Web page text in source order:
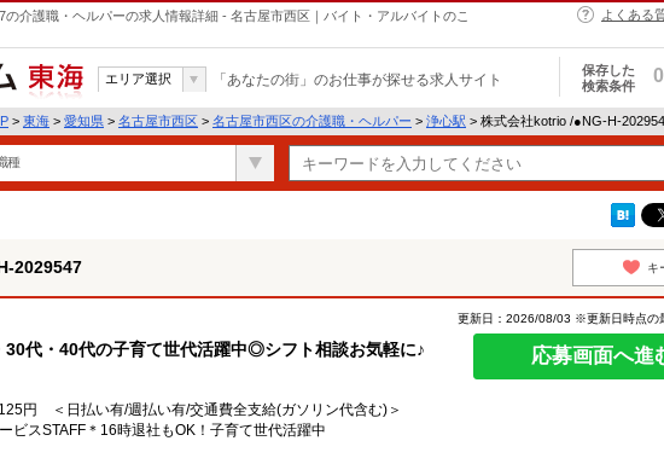
介護職・ヘルパーの求人情報詳細 - 名古屋市西区｜バイト・アルバイトのこ
よくある
東海
エリア選択 「あなたの街」のお仕事が探せる求人サイト
保存した
検索条件
0
> 東海 > 愛知県 > 名古屋市西区 > 名古屋市西区の介護職・ヘルパー > 浄心駅 > 株式会社kotrio /●NG-H-
種
2029547 キ
30代・40代の子育て世代活躍中◎シフト相談お気軽に♪
更新日：2026/08/03 ※更新日時点の
応募画面へ進
円 ＜日払い有/週払い有/交通費全支給(ガソリン代含む)＞
ビスSTAFF＊16時退社もOK！子育て世代活躍中